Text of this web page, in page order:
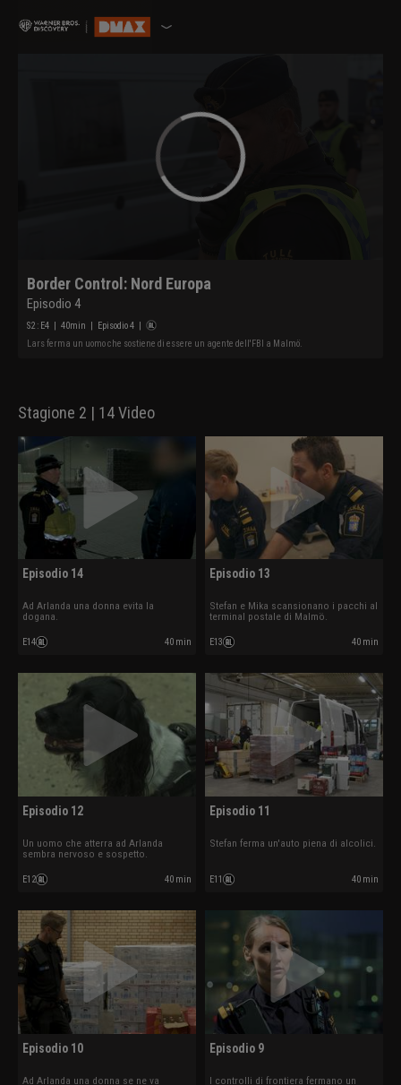
Border Control: Nord Europa
Episodio 4
S2 : E4 | 40min | Episodio 4 |
Lars ferma un uomo che sostiene di essere un agente dell'FBI a Malmö.
Stagione 2 | 14 Video
Episodio 14
Ad Arlanda una donna evita la
dogana.
E14 40 min
Episodio 13
Stefan e Mika scansionano i pacchi al
terminal postale di Malmö.
E13 40 min
Episodio 12
Un uomo che atterra ad Arlanda
sembra nervoso e sospetto.
E12 40 min
Episodio 11
Stefan ferma un'auto piena di alcolici.
E11 40 min
Episodio 10
Ad Arlanda una donna se ne va
Episodio 9
I controlli di frontiera fermano un